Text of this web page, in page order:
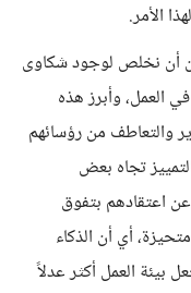
أن نخلص لوجود شكاوى
العمل، وأبرز هذه
والتعاطف من رؤسائهم
تجاه بعض
اعتقادهم بتفوق
أي أن الذكاء
بيئة العمل أكثر عدلاً